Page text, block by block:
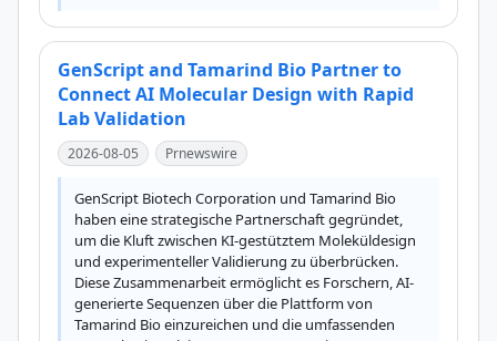
GenScript and Tamarind Bio Partner to
Connect AI Molecular Design with Rapid
Lab Validation
2026-08-05 Prnewswire
GenScript Biotech Corporation und Tamarind Bio
haben eine strategische Partnerschaft gegründet,
um die Kluft zwischen KI-gestütztem Moleküldesign
und experimenteller Validierung zu überbrücken.
Diese Zusammenarbeit ermöglicht es Forschern, AI-
generierte Sequenzen über die Plattform von
Tamarind Bio einzureichen und die umfassenden